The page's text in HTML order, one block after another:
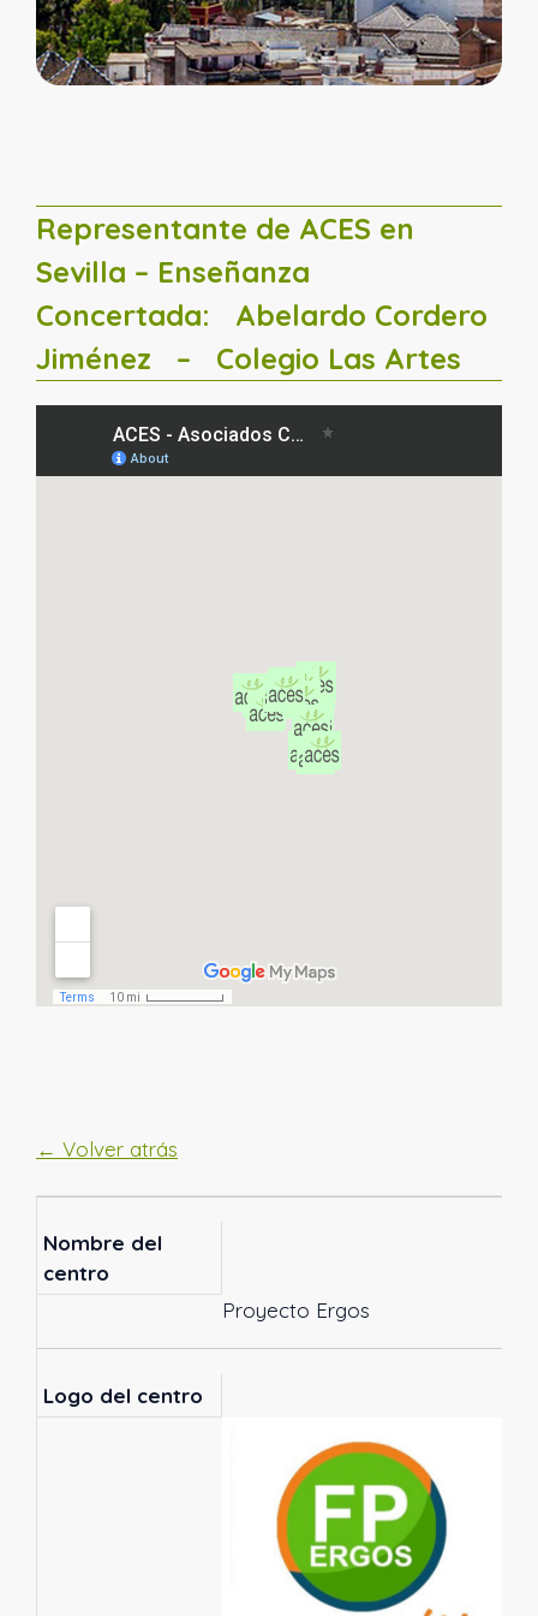
Representante de ACES en
Sevilla – Enseñanza
Concertada:
Abelardo Cordero
Jiménez – Colegio Las Artes
← Volver atrás
Nombre del
centro
Proyecto Ergos
Logo del centro